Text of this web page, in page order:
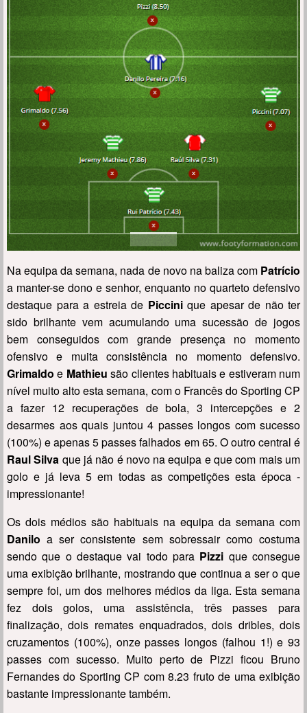
Na equipa da semana, nada de novo na baliza com Patrício
a manter-se dono e senhor, enquanto no quarteto defensivo
destaque para a estreia de Piccinique apesar de não ter
sido brilhante vem acumulando uma sucessão de jogos
bem conseguidos com grande presença no momento
ofensivo e muita consistência no momento defensivo.
Grimaldo e Mathieu são clientes habituais e estiveram num
nível muito alto esta semana, com o Francês do Sporting CP
a fazer 12 recuperações de bola, 3 intercepções e 2
desarmes aos quais juntou 4 passes longos com sucesso
(100%) e apenas 5 passes falhados em 65. O outro central é
Raul Silva que já não é novo na equipa e que com mais um
golo e já leva 5 em todas as competições esta época -
impressionante!
Os dois médios são habituais na equipa da semana com
Danilo a ser consistente sem sobressair como costuma
sendo que o destaque vai todo para Pizzi que consegue
uma exibição brilhante, mostrando que continua a ser o que
sempre foi, um dos melhores médios da liga. Esta semana
fez dois golos, uma assistência, três passes para
finalização, dois remates enquadrados, dois dribles, dois
cruzamentos (100%), onze passes longos (falhou 1!) e 93
passes com sucesso. Muito perto de Pizzi ficou Bruno
Fernandes do Sporting CP com 8.23 fruto de uma exibição
bastante impressionante também.